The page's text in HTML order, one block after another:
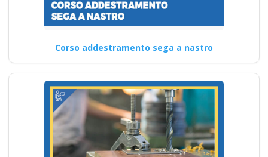
Corso addestramento sega a nastro